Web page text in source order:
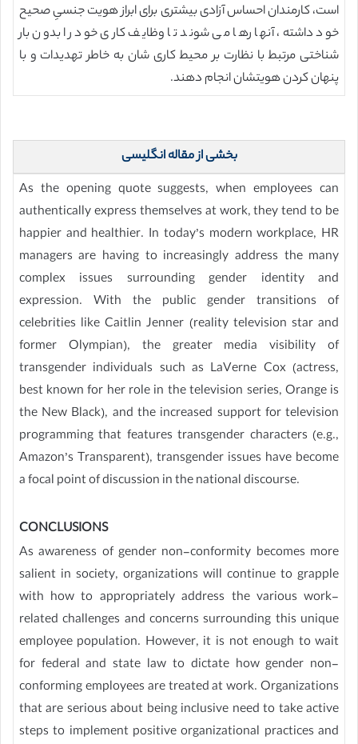
است، کارمندان احساس آزادی بیشتری برای ابراز هویت جنسیِ صحیح
خود داشته، آنها رها می شوند تا وظایف کاری خود را بدون بار
شناختی مرتبط با نظارت بر محیط کاری شان به خاطر تهدیدات و با
پنهان کردن هویتشان انجام دهند.
بخشی از مقاله انگلیسی
As the opening quote suggests, when employees can
authentically express themselves at work, they tend to be
happier and healthier. In today’s modern workplace, HR
managers are having to increasingly address the many
complex issues surrounding gender identity and
expression. With the public gender transitions of
celebrities like Caitlin Jenner (reality television star and
former Olympian), the greater media visibility of
transgender individuals such as LaVerne Cox (actress,
best known for her role in the television series, Orange is
the New Black), and the increased support for television
programming that features transgender characters (e.g.,
Amazon’s Transparent), transgender issues have become
a focal point of discussion in the national discourse.
CONCLUSIONS
As awareness of gender non-conformity becomes more
salient in society, organizations will continue to grapple
with how to appropriately address the various work-
related challenges and concerns surrounding this unique
employee population. However, it is not enough to wait
for federal and state law to dictate how gender non-
conforming employees are treated at work. Organizations
that are serious about being inclusive need to take active
steps to implement positive organizational practices and